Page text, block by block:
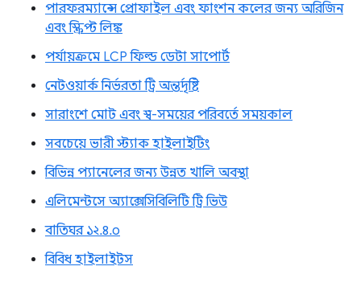
পারফরম্যান্সে প্রোফাইল এবং ফাংশন কলের জন্য অরিজিন
এবং স্ক্রিপ্ট লিঙ্ক
পর্যায়ক্রমে LCP ফিল্ড ডেটা সাপোর্ট
নেটওয়ার্ক নির্ভরতা ট্রি অন্তর্দৃষ্টি
সারাংশে মোট এবং স্ব-সময়ের পরিবর্তে সময়কাল
সবচেয়ে ভারী স্ট্যাক হাইলাইটিং
বিভিন্ন প্যানেলের জন্য উন্নত খালি অবস্থা
এলিমেন্টসে অ্যাক্সেসিবিলিটি ট্রি ভিউ
বাতিঘর ১২.৪.০
বিবিধ হাইলাইটস